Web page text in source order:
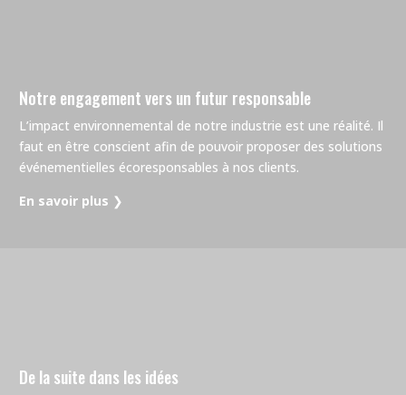
Notre engagement vers un futur responsable
L’impact environnemental de notre industrie est une réalité. Il
faut en être conscient afin de pouvoir proposer des solutions
événementielles écoresponsables à nos clients.
En savoir plus ❯
De la suite dans les idées